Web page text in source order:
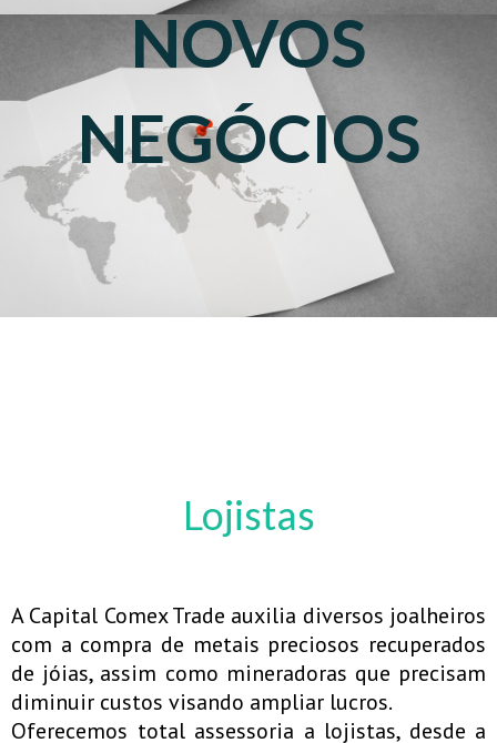
NOVOS
NEGÓCIOS
Lojistas
A Capital Comex Trade auxilia diversos joalheiros
com a compra de metais preciosos recuperados
de jóias, assim como mineradoras que precisam
diminuir custos visando ampliar lucros.
Oferecemos total assessoria a lojistas, desde a